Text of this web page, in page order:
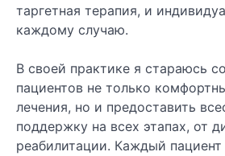
таргетная терапия, и
каждому случаю.
В своей практике я стараюсь
пациентов не только
лечения, но и предоставить
поддержку на всех этапах, от
реабилитации. Каждый